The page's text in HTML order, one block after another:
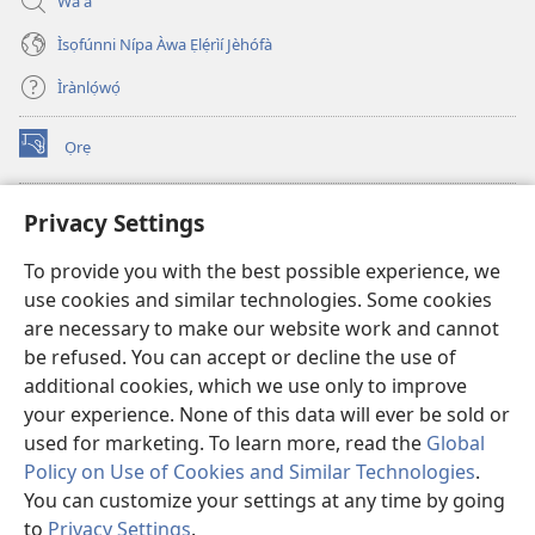
Privacy Settings
To provide you with the best possible experience, we
use cookies and similar technologies. Some cookies
are necessary to make our website work and cannot
be refused. You can accept or decline the use of
additional cookies, which we use only to improve
your experience. None of this data will ever be sold or
used for marketing. To learn more, read the Global
Policy on Use of Cookies and Similar Technologies.
You can customize your settings at any time by going
to Privacy Settings.
Ìsọfúnni Nípa Àwa Ẹlẹ́rìí Jèhófà
Ìrànlọ́wọ́
Ọrẹ
(opens
new
ÀKÁ ÌWÉ ORÍ ÍŃTÁNẸ́Ẹ̀TÌ TI Watchtower™
(opens
window)JW Hub
(opens
new
window)JW Library
Watchtower Library ®
Copyright© 2026 Watch Tower Bible and Tract Society of Pennsylvania.
ÀDÉHÙN LÍLO ÌKÀNNÌ